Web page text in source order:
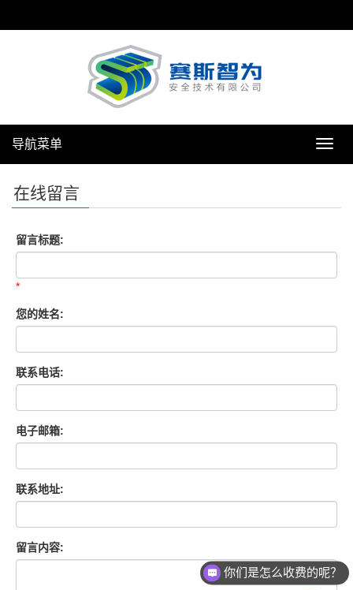
导
导航菜单
在线留言
留言标题:
*
您的姓名:
联系电话:
电子邮箱:
联系地址:
留言内容:
你们是怎么收费的呢？